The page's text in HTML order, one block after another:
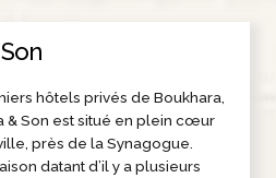
hôtels privés de Boukhara,
& Son est situé en plein cœur
près de la Synagogue.
datant d’il y a plusieurs